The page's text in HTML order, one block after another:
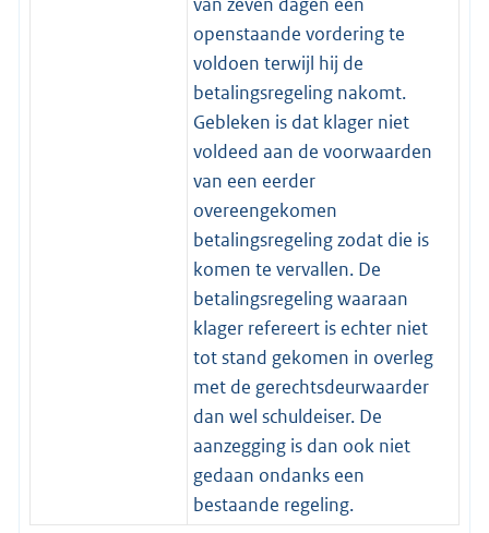
openstaande vordering te
voldoen terwijl hij de
betalingsregeling nakomt.
Gebleken is dat klager niet
voldeed aan de voorwaarden
van een eerder
overeengekomen
betalingsregeling zodat die is
komen te vervallen. De
betalingsregeling waaraan
klager refereert is echter niet
tot stand gekomen in overleg
met de gerechtsdeurwaarder
dan wel schuldeiser. De
aanzegging is dan ook niet
gedaan ondanks een
bestaande regeling.